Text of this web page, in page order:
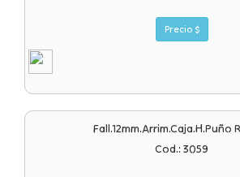
Precio $
Fall.12mm.arrim.caja.h.puño
Cod.: 3059